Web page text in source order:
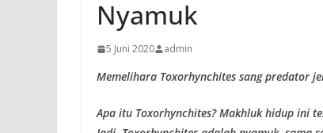
Nyamuk
5 Juni 2020 admin
Memelihara Toxorhynchites sang predator
Apa itu Toxorhynchites? Makhluk hidup ini